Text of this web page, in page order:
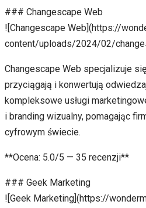
### Changescape Web
![Changescape Web](https://
content/uploads/2024/02/
Changescape Web specjalizuje
przyciągają i konwertują
kompleksowe usługi
i branding wizualny, pomagając
cyfrowym świecie.
**Ocena: 5.0/5 — 35 recenzji**
### Geek Marketing
![Geek Marketing](https://